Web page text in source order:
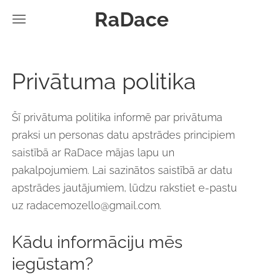
RaDace
Privātuma politika
Šī privātuma politika informē par privātuma
praksi un personas datu apstrādes principiem
saistībā ar RaDace mājas lapu un
pakalpojumiem. Lai sazinātos saistībā ar datu
apstrādes jautājumiem, lūdzu rakstiet e-pastu
uz radacemozello@gmail.com.
Kādu informāciju mēs
iegūstam?